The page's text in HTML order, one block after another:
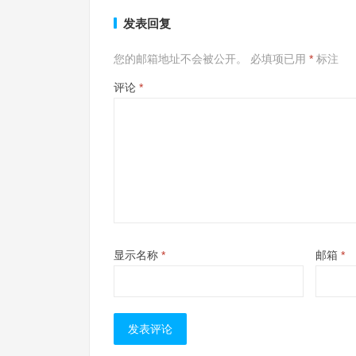
发表回复
您的邮箱地址不会被公开。 必填项已用 * 标注
评论 *
显示名称 * 邮箱 *